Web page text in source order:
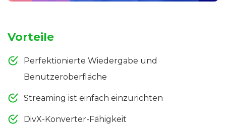
Vorteile
Perfektionierte Wiedergabe und
Benutzeroberfläche
Streaming ist einfach einzurichten
DivX-Konverter-Fähigkeit